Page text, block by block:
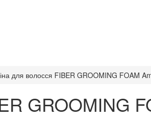
для волосся FIBER GROOMING FOAM
GROOMING